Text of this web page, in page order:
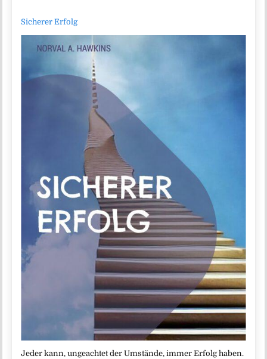
Sicherer Erfolg
Jeder kann, ungeachtet der Umstände, immer Erfolg haben.